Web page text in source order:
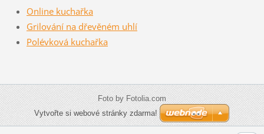
Online kuchařka
Grilování na dřevěném uhlí
Polévková kuchařka
Foto by Fotolia.com
Vytvořte si webové stránky zdarma!